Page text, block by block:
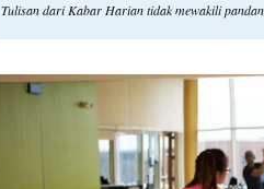
Tulisan dari Kabar Harian tidak mewakili